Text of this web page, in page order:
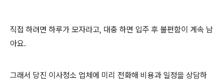
직접 하려면 하루가 모자라고, 대충 하면 입주 후 불편함이 계속 남
아요.
그래서 당진 이사청소 업체에 미리 전화해 비용과 일정을 상담하